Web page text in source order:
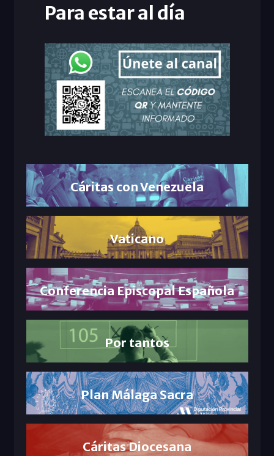
Para estar al día
Cáritas con Venezuela
Vaticano
Conferencia Episcopal Española
Por tantos
Plan Málaga Sacra
Cáritas Diocesana